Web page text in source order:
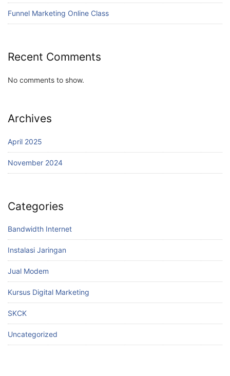
Funnel Marketing Online Class
Recent Comments
No comments to show.
Archives
April 2025
November 2024
Categories
Bandwidth Internet
Instalasi Jaringan
Jual Modem
Kursus Digital Marketing
SKCK
Uncategorized